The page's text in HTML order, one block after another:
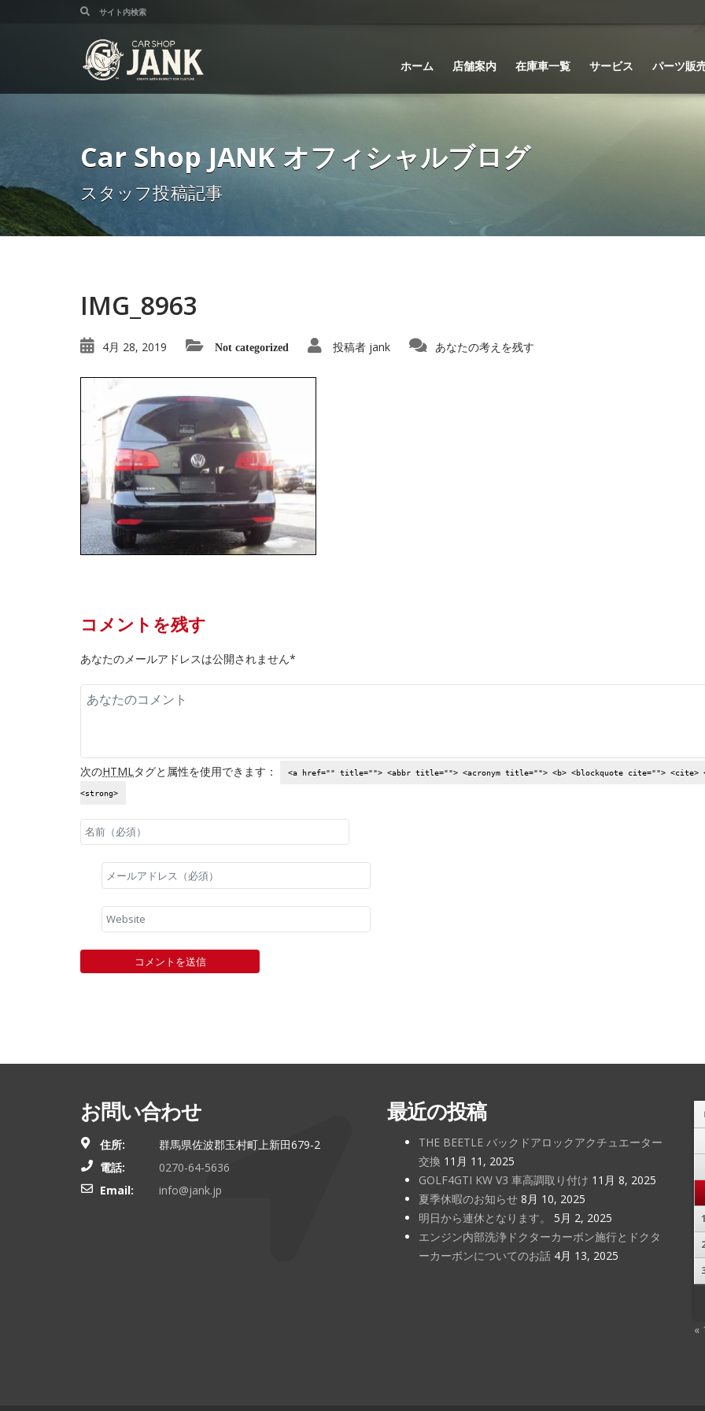
ホーム 店舗案内 在庫車一覧 サービス パーツ販
Car Shop JANK オフィシャルブログ
スタッフ投稿記事
IMG_8963
4月 28, 2019 Not categorized 投稿者 jank あなたの考えを残す
コメントを残す
あなたのメールアドレスは公開されません*
次のHTML タグと属性を使用できます： <a href="" title=""> <abbr title=""> <acronym title=""> <b> <blockquote cite=""> <cite>
<strong>
お問い合わせ
住所:
群馬県佐波郡玉村町上新田679-2
電話:
0270-64-5636
Email:
info@jank.jp
最近の投稿
THE BEETLE バックドアロックアクチュエーター
交換 11月 11, 2025
GOLF4GTI KW V3 車高調取り付け 11月 8, 2025
夏季休暇のお知らせ 8月 10, 2025
明日から連休となります。
5月 2, 2025
エンジン内部洗浄ドクターカーボン施行とドクタ
ーカーボンについてのお話 4月 13, 2025
«